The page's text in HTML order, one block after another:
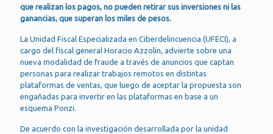
que realizan los pagos, no pueden retirar sus inversiones ni las
ganancias, que superan los miles de pesos.
La Unidad Fiscal Especializada en Ciberdelincuencia (UFECI), a
cargo del fiscal general Horacio Azzolin, advierte sobre una
nueva modalidad de fraude a través de anuncios que captan
personas para realizar trabajos remotos en distintas
plataformas de ventas, que luego de aceptar la propuesta son
engañadas para invertir en las plataformas en base a un
esquema Ponzi.
De acuerdo con la investigación desarrollada por la unidad